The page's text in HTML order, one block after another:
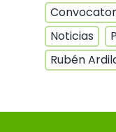
Noticias
Rubén